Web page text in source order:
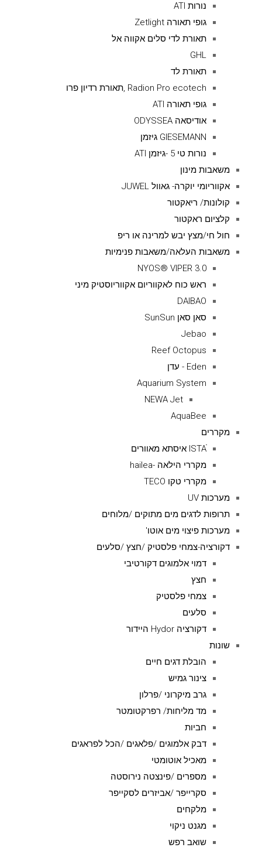
נורות ATI
גופי תאורה Zetlight
תאורת לדי סלים אקווה אל
GHL
תאורת לד
Radion Pro ecotech ,תאורת רדיון פרו
גופי תאורה ATI
אודיסאה ODYSSEA
GIESEMANN גיזמן
נורות טי 5 -גיזמן ATI
משאבות מינון
אקווריומי יוקרה- גאוול JUWEL
קולונות/ ריאקטור
קלציום ראקטור
חול חי/מצץ יבש למרינה או ריפ
משאבות העלאה/משאבות פנימיות
NYOS® VIPER 3.0
ראש כוח לאקווריום אקווריוסטיק מיני
DAIBAO
סאן סאן SunSun
Jebao
Reef Octopus
Eden - עדן
Aquarium System
NEWA Jet
AquaBee
מקררים
ISTAׁׂ איסתא מאוורים
מקררי הילאה -hailea
מקררי טקו TECO
מערכות UV
תרופות לדגים מים מתוקים /מלוחים
מערכות פיצוי מים אוטו'
דקורציה-צמחי פלסטיק /חצץ /סלעים
דמוי אלמוגים דקורטיבי
חצץ
צמחי פלסטיק
סלעים
דקורציה Hydor היידור
שונות
הובלת דגים חיים
צינור גמיש
גרב מיקרוני /פרלון
מד מליחות/ רפרקטומטר
חביות
דבק אלמוגים /פלאגים /הכל לפראגים
מאכיל אוטומטי
מספרים /פינצטה נירוסטה
סקרייפר /אביזרים לסקייפר
מלקחים
מגנט ניקוי
שואב רפש